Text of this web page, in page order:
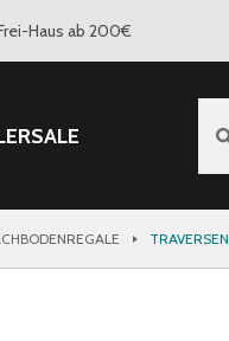
Haus ab 200€
SALE
TRAVERSEN